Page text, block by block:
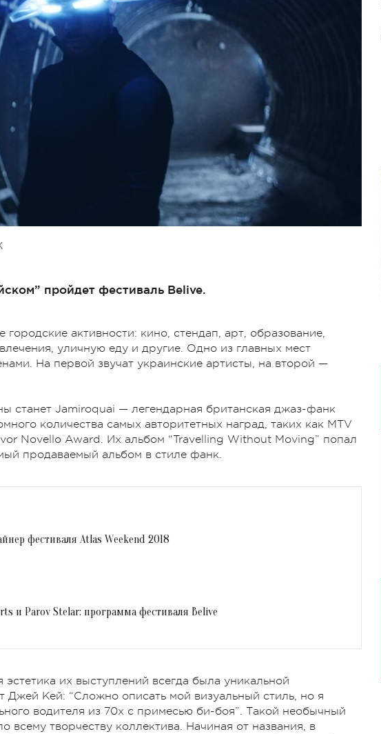
пройдет фестиваль Belive.
активности: кино, стендап, арт, образование,
уличную еду и другие. Одно из главных мест
На первой звучат украинские артисты, на второй —
станет Jamiroquai — легендарная британская джаз-фанк
количества самых авторитетных наград, таких как MTV
Novello Award. Их альбом “Travelling Without Moving” попал
продаваемый альбом в стиле фанк.
фестиваля Atlas Weekend 2018
и Parov Stelar: программа фестиваля Belive
их выступлений всегда была уникальной
Джей Кей: “Сложно описать мой визуальный стиль, но я
водителя из 70х c примесью би-боя”. Такой необычный
всему творчеству коллектива. Начиная от названия, в